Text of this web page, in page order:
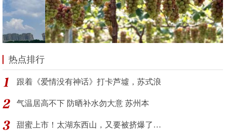
热点排行
跟着《爱情没有神话》打卡芦墟，苏式浪
气温居高不下 防晒补水勿大意 苏州本
甜蜜上市！太湖东西山，又要被挤爆了…